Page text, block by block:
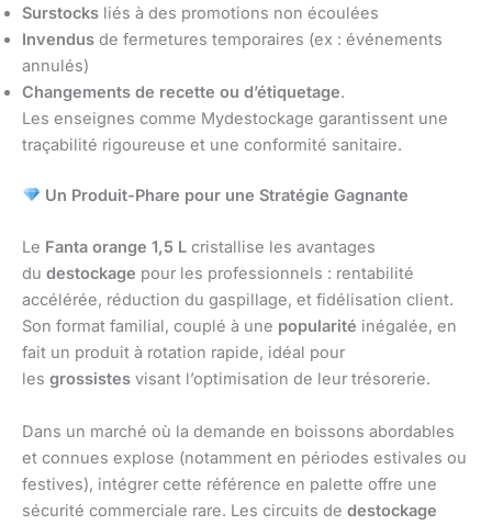
Surstocks liés à des promotions non écoulées
Invendus de fermetures temporaires (ex : événements
annulés)
Changements de recette ou d’étiquetage.
Les enseignes comme Mydestockage garantissent une
traçabilité rigoureuse et une conformité sanitaire.
Un Produit-Phare pour une Stratégie Gagnante
Le Fanta orange 1,5 L cristallise les avantages
du destockage pour les professionnels : rentabilité
accélérée, réduction du gaspillage, et fidélisation client.
Son format familial, couplé à une popularité inégalée, en
fait un produit à rotation rapide, idéal pour
les grossistes visant l’optimisation de leur trésorerie.
Dans un marché où la demande en boissons abordables
et connues explose (notamment en périodes estivales ou
festives), intégrer cette référence en palette offre une
sécurité commerciale rare. Les circuits de destockage